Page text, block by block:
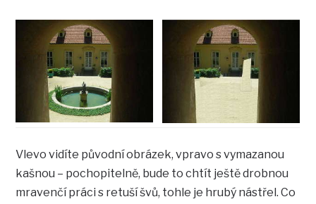
Vlevo vidíte původní obrázek, vpravo s vymazanou
kašnou – pochopitelně, bude to chtít ještě drobnou
mravenčí práci s retuší švů, tohle je hrubý nástřel. Co